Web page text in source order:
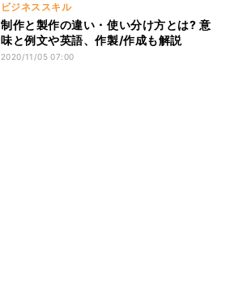
ビジネススキル
制作と製作の違い・使い分け方とは? 意
味と例文や英語、作製/作成も解説
2020/11/05 07:00